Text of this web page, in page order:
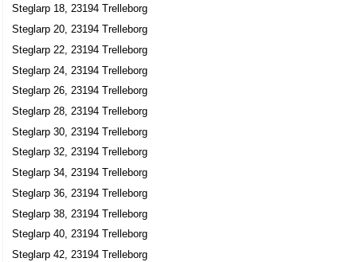
Steglarp 18, 23194 Trelleborg
Steglarp 20, 23194 Trelleborg
Steglarp 22, 23194 Trelleborg
Steglarp 24, 23194 Trelleborg
Steglarp 26, 23194 Trelleborg
Steglarp 28, 23194 Trelleborg
Steglarp 30, 23194 Trelleborg
Steglarp 32, 23194 Trelleborg
Steglarp 34, 23194 Trelleborg
Steglarp 36, 23194 Trelleborg
Steglarp 38, 23194 Trelleborg
Steglarp 40, 23194 Trelleborg
Steglarp 42, 23194 Trelleborg